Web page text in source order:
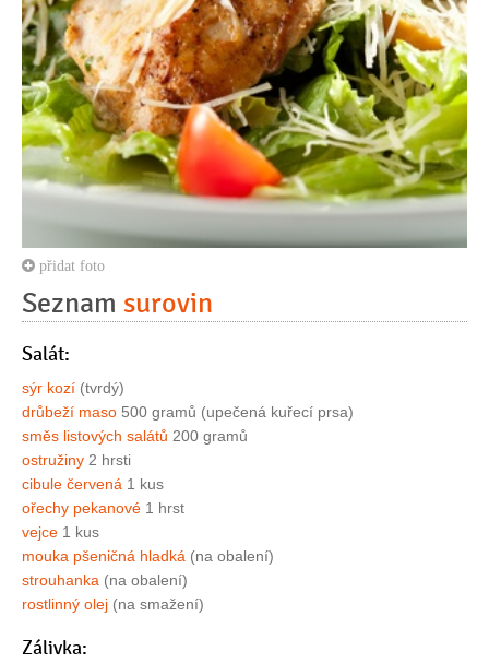
přidat foto
Seznam surovin
Salát:
sýr kozí (tvrdý)
drůbeží maso 500 gramů (upečená kuřecí prsa)
směs listových salátů 200 gramů
ostružiny 2 hrsti
cibule červená 1 kus
ořechy pekanové 1 hrst
vejce 1 kus
mouka pšeničná hladká (na obalení)
strouhanka (na obalení)
rostlinný olej (na smažení)
Zálivka: